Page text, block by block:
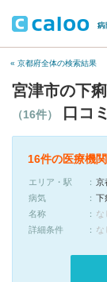
« 京都府全体の検索結果
宮津市の下
（16件） 口コ
16件の医療機
エリア・駅
京
病気
下
名称
な
詳細条件
な